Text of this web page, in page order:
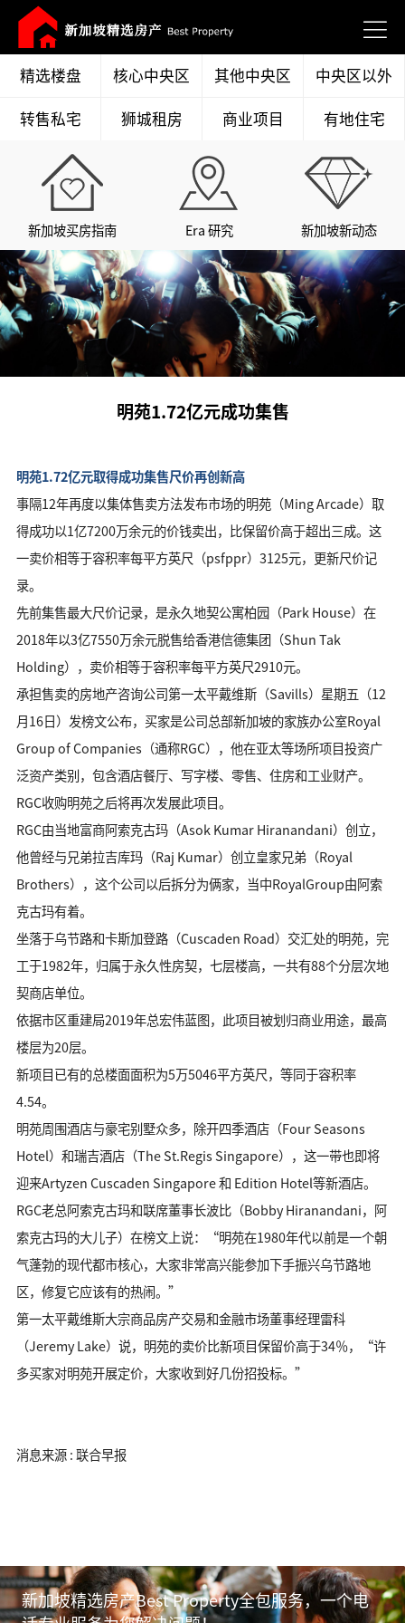
精选楼盘 核心中央区 其他中央区
中央区以外
转售私宅
狮城租房 商业项目 有地住宅
新加坡买房指南 Era 研究 新加坡新动态
明苑1.72亿元成功集售
明苑1.72亿元取得成功集售尺价再创新高
事隔12年再度以集体售卖方法发布市场的明苑（Ming Arcade）取
得成功以1亿7200万余元的价钱卖出，比保留价高于超出三成。这
一卖价相等于容积率每平方英尺（psfppr）3125元，更新尺价记
录。
先前集售最大尺价记录，是永久地契公寓柏园（Park House）在
2018年以3亿7550万余元脱售给香港信德集团（Shun Tak
Holding），卖价相等于容积率每平方英尺2910元。
承担售卖的房地产咨询公司第一太平戴维斯（Savills）星期五（12
月16日）发榜文公布，买家是公司总部新加坡的家族办公室Royal
Group of Companies（通称RGC），他在亚太等场所项目投资广
泛资产类别，包含酒店餐厅、写字楼、零售、住房和工业财产。
RGC收购明苑之后将再次发展此项目。
RGC由当地富商阿索克古玛（Asok Kumar Hiranandani）创立，
他曾经与兄弟拉吉库玛（Raj Kumar）创立皇家兄弟（Royal
Brothers），这个公司以后拆分为俩家，当中RoyalGroup由阿索
克古玛有着。
坐落于乌节路和卡斯加登路（Cuscaden Road）交汇处的明苑，完
工于1982年，归属于永久性房契，七层楼高，一共有88个分层次地
契商店单位。
依据市区重建局2019年总宏伟蓝图，此项目被划归商业用途，最高
楼层为20层。
新项目已有的总楼面面积为5万5046平方英尺，等同于容积率
4.54。
明苑周围酒店与豪宅别墅众多，除开四季酒店（Four Seasons
Hotel）和瑞吉酒店（The St.Regis Singapore），这一带也即将
迎来Artyzen Cuscaden Singapore 和 Edition Hotel等新酒店。
RGC老总阿索克古玛和联席董事长波比（Bobby Hiranandani，阿
索克古玛的大儿子）在榜文上说：“明苑在1980年代以前是一个朝
气蓬勃的现代都市核心，大家非常高兴能参加下手振兴乌节路地
区，修复它应该有的热闹。”
第一太平戴维斯大宗商品房产交易和金融市场董事经理雷科
（Jeremy Lake）说，明苑的卖价比新项目保留价高于34％，“许
多买家对明苑开展定价，大家收到好几份招投标。”
消息来源 : 联合早报
新加坡精选房产Best Property全包服务，一个电